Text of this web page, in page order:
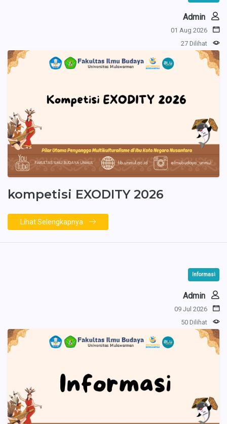
Admin
01 Aug 2026
27 Dilihat
kompetisi EXODITY 2026
Lihat Selengkapnya
Informasi
Admin
09 Jul 2026
50 Dilihat